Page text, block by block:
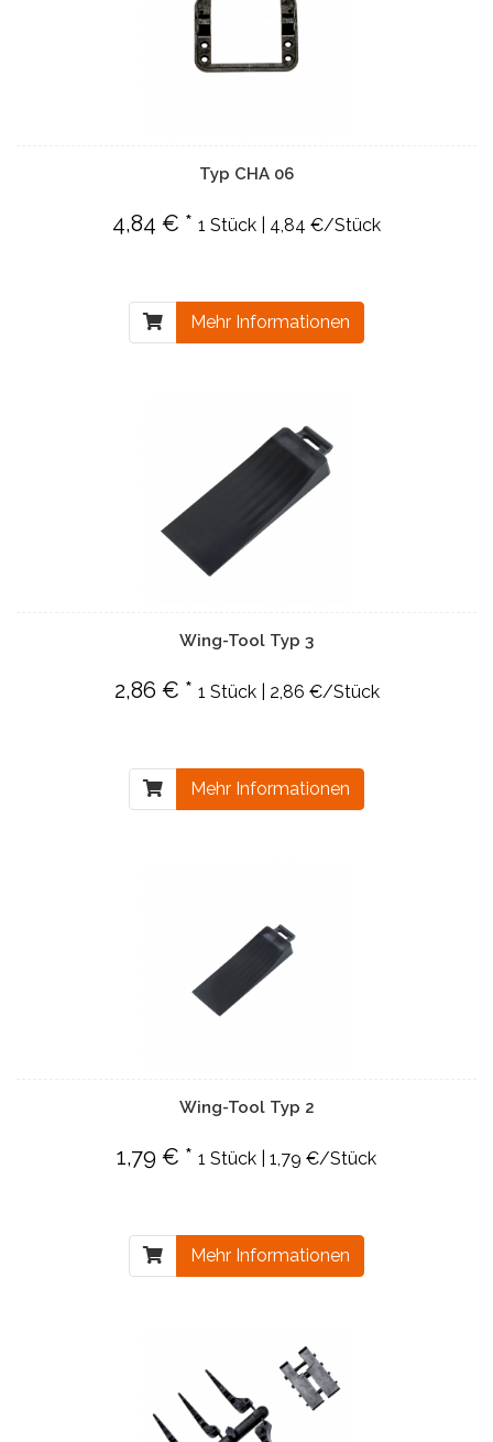
Typ CHA 06
4,84 € * 1 Stück | 4,84 €/Stück
Mehr Informationen
Wing-Tool Typ 3
2,86 € * 1 Stück | 2,86 €/Stück
Mehr Informationen
Wing-Tool Typ 2
1,79 € * 1 Stück | 1,79 €/Stück
Mehr Informationen